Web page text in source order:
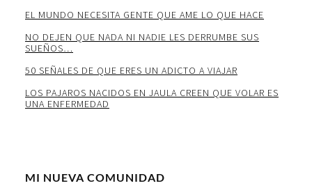
EL MUNDO NECESITA GENTE QUE AME LO QUE HACE
NO DEJEN QUE NADA NI NADIE LES DERRUMBE SUS
SUEÑOS…
50 SEÑALES DE QUE ERES UN ADICTO A VIAJAR
LOS PAJAROS NACIDOS EN JAULA CREEN QUE VOLAR ES
UNA ENFERMEDAD
MI NUEVA COMUNIDAD